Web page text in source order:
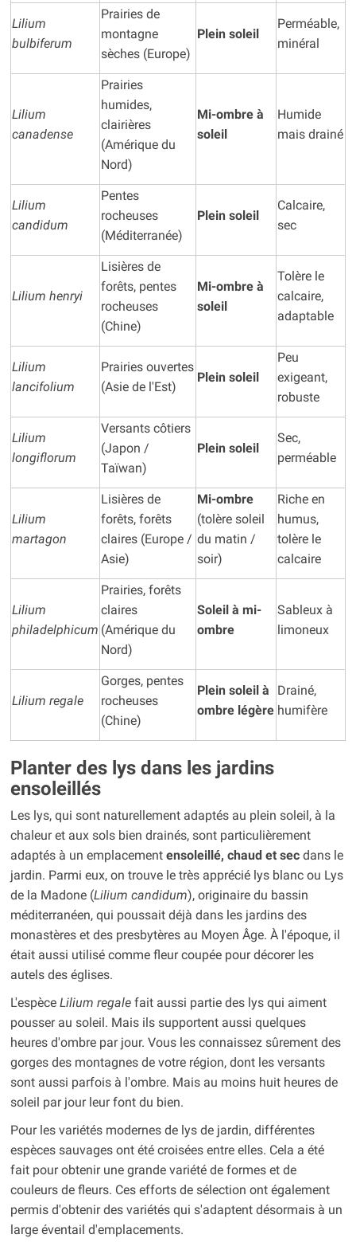
Lilium
bulbiferum
Prairies de
montagne
sèches (Europe)
Plein soleil
Perméable,
minéral
Lilium
canadense
Prairies
humides,
clairières
(Amérique du
Nord)
Mi-ombre à
soleil
Humide
mais drainé
Lilium
candidum
Pentes
rocheuses
(Méditerranée)
Plein soleil
Calcaire,
sec
Lilium henryi
Lisières de
forêts, pentes
rocheuses
(Chine)
Mi-ombre à
soleil
Tolère le
calcaire,
adaptable
Lilium
lancifolium
Prairies ouvertes
(Asie de l'Est)
Plein soleil
Peu
exigeant,
robuste
Lilium
longiflorum
Versants côtiers
(Japon /
Taïwan)
Plein soleil
Sec,
perméable
Lilium
martagon
Lisières de
forêts, forêts
claires (Europe /
Asie)
Mi-ombre
(tolère soleil
du matin /
soir)
Riche en
humus,
tolère le
calcaire
Lilium
philadelphicum
Prairies, forêts
claires
(Amérique du
Nord)
Soleil à mi-
ombre
Sableux à
limoneux
Lilium regale
Gorges, pentes
rocheuses
(Chine)
Plein soleil à
ombre légère
Drainé,
humifère
Planter des lys dans les jardins
ensoleillés
Les lys, qui sont naturellement adaptés au plein soleil, à la
chaleur et aux sols bien drainés, sont particulièrement
adaptés à un emplacement ensoleillé, chaud et secdans le
jardin. Parmi eux, on trouve le très apprécié lys blanc ou Lys
de la Madone (Lilium candidum), originaire du bassin
méditerranéen, qui poussait déjà dans les jardins des
monastères et des presbytères au Moyen Âge. À l'époque, il
était aussi utilisé comme fleur coupée pour décorer les
autels des églises.
L'espèce Lilium regalefait aussi partie des lys qui aiment
pousser au soleil. Mais ils supportent aussi quelques
heures d'ombre par jour. Vous les connaissez sûrement des
gorges des montagnes de votre région, dont les versants
sont aussi parfois à l'ombre. Mais au moins huit heures de
soleil par jour leur font du bien.
Pour les variétés modernes de lys de jardin, différentes
espèces sauvages ont été croisées entre elles. Cela a été
fait pour obtenir une grande variété de formes et de
couleurs de fleurs. Ces efforts de sélection ont également
permis d'obtenir des variétés qui s'adaptent désormais à un
large éventail d'emplacements.